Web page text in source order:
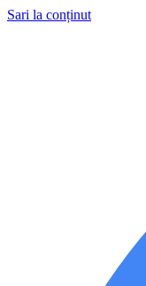
Sari la conținut